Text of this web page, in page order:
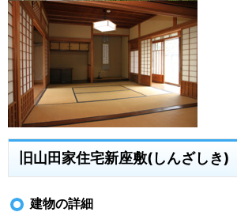
旧山田家住宅新座敷(しんざしき)
建物の詳細